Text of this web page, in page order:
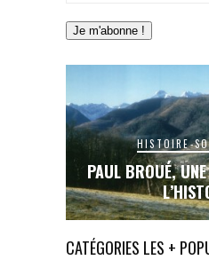
HISTOIRE-
PAUL BROUÉ,
CATÉGORIES LES +